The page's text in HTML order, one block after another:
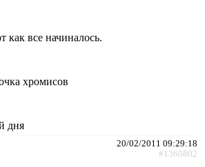
как все начиналось.
хромисов
дня
20/02/2011 09:29:18
#1360802